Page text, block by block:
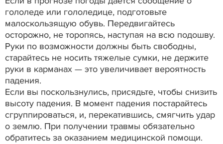
гололеде или гололедице, подготовьте
малоскользящую обувь. Передвигайтесь
осторожно, не торопясь, наступая на всю подошву.
Руки по возможности должны быть свободны,
старайтесь не носить тяжелые сумки, не держите
руки в карманах — это увеличивает вероятность
падения.
Если вы поскользнулись, присядьте, чтобы снизить
высоту падения. В момент падения постарайтесь
сгруппироваться, и, перекатившись, смягчить удар
о землю. При получении травмы обязательно
обратитесь за оказанием медицинской помощи.